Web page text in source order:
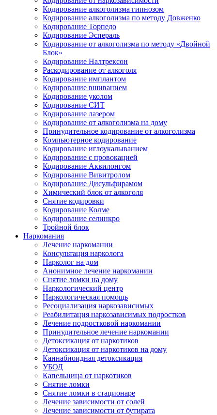
Кодирование алкоголизма гипнозом
Кодирование алкоголизма по методу Довженко
Кодирование Торпедо
Кодирование Эспераль
Кодирование от алкоголизма по методу «Двойной
Блок»
Кодирование Налтрексон
Раскодирование от алкоголя
Кодирование имплантом
Кодирование вшиванием
Кодирование уколом
Кодирование СИТ
Кодирование лазером
Кодирование от алкоголизма на дому
Принудительное кодирование от алкоголизма
Компьютерное кодирование
Кодирование иглоукалыванием
Кодирование с провокацией
Кодирование Аквилонгом
Кодирование Вивитролом
Кодирование Дисульфирамом
Химический блок от алкоголя
Снятие кодировки
Кодирование Колме
Кодирование селинкро
Тройной блок
Наркомания
Лечение наркомании
Консультация нарколога
Нарколог на дом
Анонимное лечение наркомании
Снятие ломки на дому
Наркологический центр
Наркологическая помощь
Ресоциализация наркозависимых
Реабилитация наркозависимых подростков
Лечение подростковой наркомании
Принудительное лечение наркомании
Детоксикация от наркотиков
Детоксикация от наркотиков на дому
Каннабиоидная детоксикация
УБОД
Капельница от наркотиков
Снятие ломки
Снятие ломки в стационаре
Лечение зависимости от солей
Лечение зависимости от бутирата